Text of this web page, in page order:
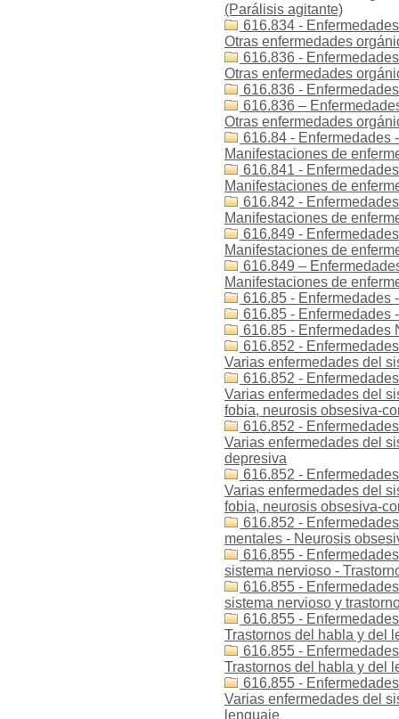
(Parálisis agitante)
616.834 -
Otras enfermedades
616.836 -
Otras enfermedades
616.836 -
616.836 –
Otras enfermedades
616.84 - Enfermedades
Manifestaciones de
616.841 -
Manifestaciones de
616.842 -
Manifestaciones de
616.849 -
Manifestaciones de
616.849 –
Manifestaciones de
616.85 - Enfermedades
616.85 - Enfermedades
616.85 - Enfermedades
616.852 -
Varias enfermedades del
616.852 -
Varias enfermedades del
fobia, neurosis obsesiva-
616.852 -
Varias enfermedades del
depresiva
616.852 -
Varias enfermedades del
fobia, neurosis obsesiva-
616.852 -
mentales - Neurosis
616.855 -
sistema nervioso -
616.855 -
sistema nervioso y
616.855 -
Trastornos del habla y del
616.855 -
Trastornos del habla y del
616.855 -
Varias enfermedades del
lenguaje